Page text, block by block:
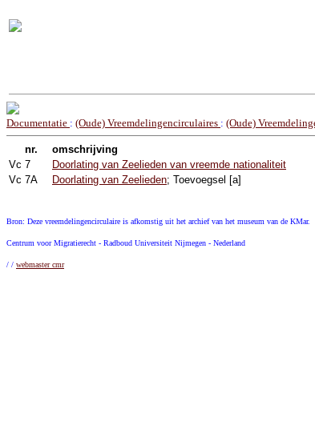
Documentatie : (Oude) Vreemdelingencirculaires : (Oude)
nr. omschrijving
Vc 7 Doorlating van Zeelieden van vreemde nationaliteit
Vc 7A Doorlating van Zeelieden; Toevoegsel [a]
Bron: Deze vreemdelingencirculaire is afkomstig uit het archief van het museum van de KMar.
Centrum voor Migratierecht - Radboud Universiteit Nijmegen - Nederland
/ / webmaster cmr